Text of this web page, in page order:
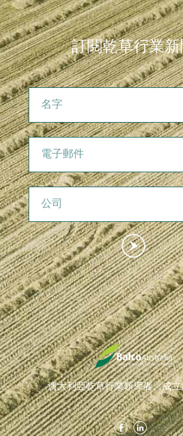
訂閱乾草行業
名字
電子郵件
公司
澳大利亞乾草行業領導者。成立